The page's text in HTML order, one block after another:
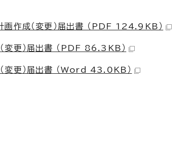
画作成（変更）届出書 （PDF 124.9KB）
変更）届出書 （PDF 86.3KB）
変更）届出書 （Word 43.0KB）